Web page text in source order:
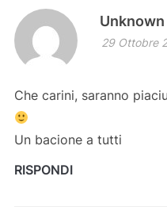
Unknown
29 Ottobre
Che carini, saranno
Un bacione a tutti
RISPONDI